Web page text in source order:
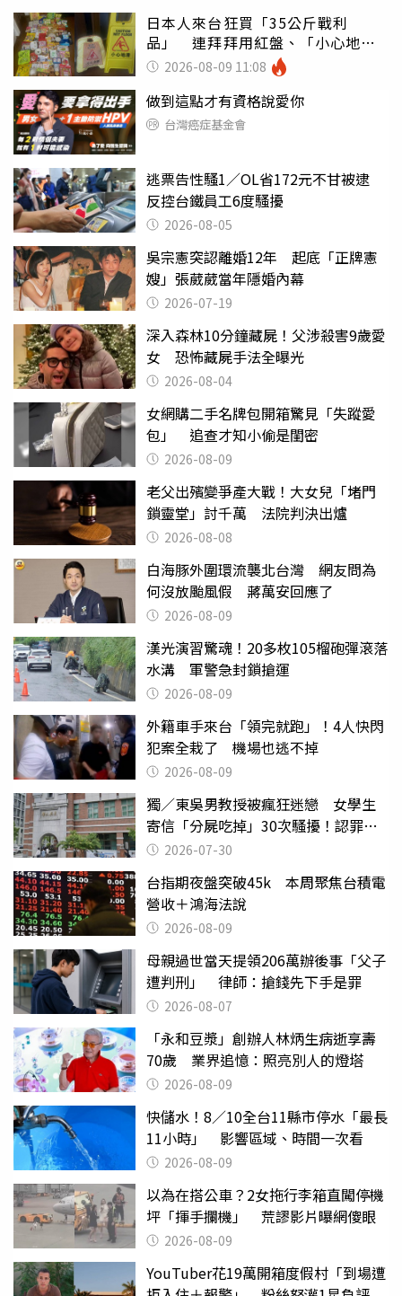
日本人來台狂買「35公斤戰利
品」 連拜拜用紅盤、「小心地
滑」告示牌也帶回家
2026-08-09 11:08
做到這點才有資格說愛你
台灣癌症基金會
逃票告性騷1／OL省172元不甘被逮
反控台鐵員工6度騷擾
2026-08-05
吳宗憲突認離婚12年 起底「正牌憲
嫂」張葳葳當年隱婚內幕
2026-07-19
深入森林10分鐘藏屍！父涉殺害9歲愛
女 恐怖藏屍手法全曝光
2026-08-04
女網購二手名牌包開箱驚見「失蹤愛
包」 追查才知小偷是閨密
2026-08-09
老父出殯變爭產大戰！大女兒「堵門
鎖靈堂」討千萬 法院判決出爐
2026-08-08
白海豚外圍環流襲北台灣 網友問為
何沒放颱風假 蔣萬安回應了
2026-08-09
漢光演習驚魂！20多枚105榴砲彈滾落
水溝 軍警急封鎖搶運
2026-08-09
外籍車手來台「領完就跑」！4人快閃
犯案全栽了 機場也逃不掉
2026-08-09
獨／東吳男教授被瘋狂迷戀 女學生
寄信「分屍吃掉」30次騷擾！認罪免
關 2026-07-30
台指期夜盤突破45k 本周聚焦台積電
營收＋鴻海法說
2026-08-09
母親過世當天提領206萬辦後事「父子
遭判刑」 律師：搶錢先下手是罪
2026-08-07
「永和豆漿」創辦人林炳生病逝享壽
70歲 業界追憶：照亮別人的燈塔
2026-08-09
快儲水！8／10全台11縣市停水「最長
11小時」 影響區域、時間一次看
2026-08-09
以為在搭公車？2女拖行李箱直闖停機
坪「揮手攔機」 荒謬影片曝網傻眼
2026-08-09
YouTuber花19萬開箱度假村「到場遭